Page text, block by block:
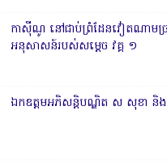
កាសុីណូ នៅជាប់ព្រំដែនវៀតណាមច្រ
អនុសាសន៍របស់សម្ដេច វគ្គ ១
ឯកឧត្តមអភិសន្តិបណ្ឌិត ស សុខា